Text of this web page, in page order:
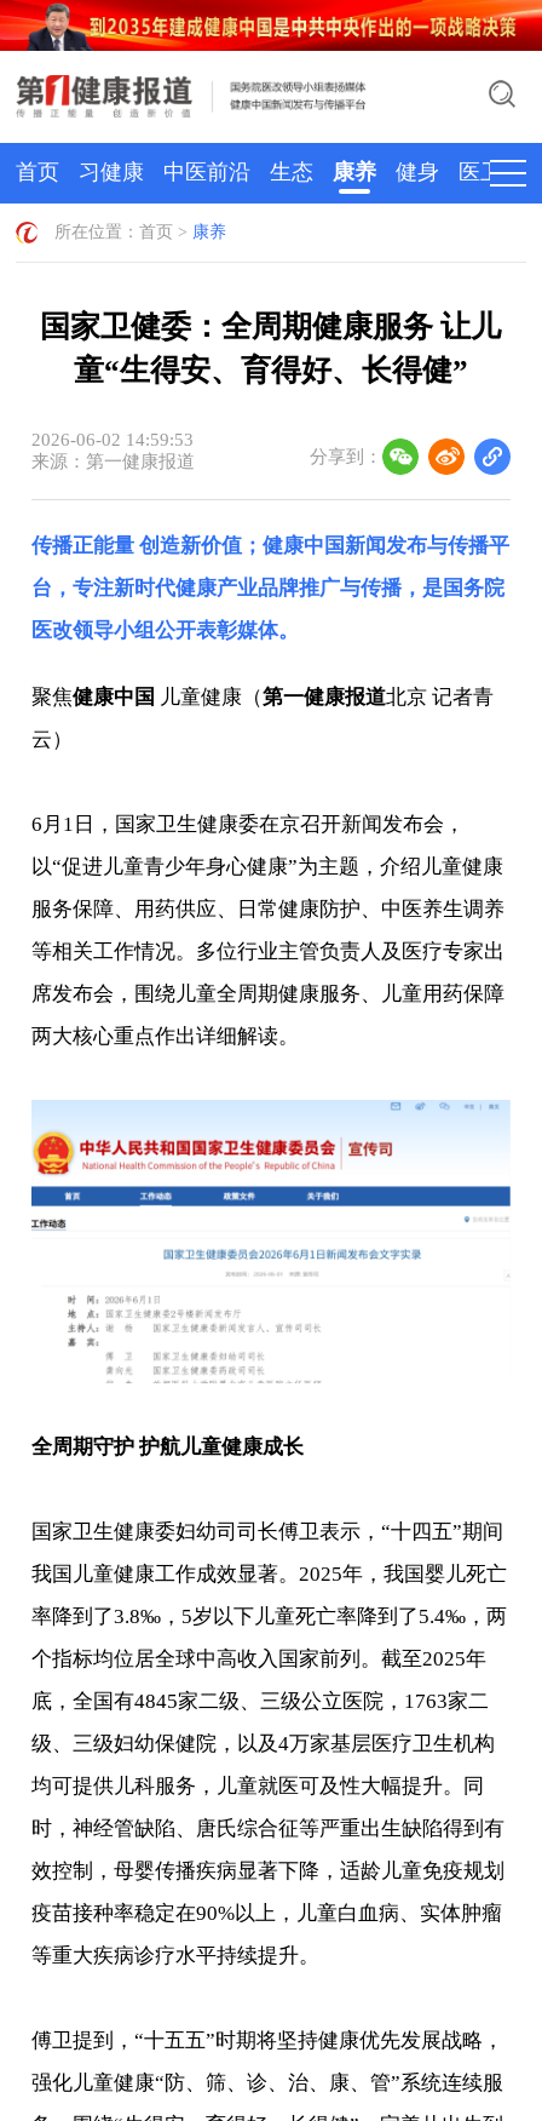
首页 习健康 中医前沿 生态 康养 健身 医卫
所在位置：首页 > 康养
国家卫健委：全周期健康服务 让儿
童“生得安、育得好、长得健”
2026-06-02 14:59:53
来源：第一健康报道
分享到：
传播正能量 创造新价值；健康中国新闻发布与传播平
台，专注新时代健康产业品牌推广与传播，是国务院
医改领导小组公开表彰媒体。
聚焦健康中国 儿童健康（第一健康报道北京 记者青
云）
6月1日，国家卫生健康委在京召开新闻发布会，
以“促进儿童青少年身心健康”为主题，介绍儿童健康
服务保障、用药供应、日常健康防护、中医养生调养
等相关工作情况。多位行业主管负责人及医疗专家出
席发布会，围绕儿童全周期健康服务、儿童用药保障
两大核心重点作出详细解读。
全周期守护 护航儿童健康成长
国家卫生健康委妇幼司司长傅卫表示，“十四五”期间
我国儿童健康工作成效显著。2025年，我国婴儿死亡
率降到了3.8‰，5岁以下儿童死亡率降到了5.4‰，两
个指标均位居全球中高收入国家前列。截至2025年
底，全国有4845家二级、三级公立医院，1763家二
级、三级妇幼保健院，以及4万家基层医疗卫生机构
均可提供儿科服务，儿童就医可及性大幅提升。同
时，神经管缺陷、唐氏综合征等严重出生缺陷得到有
效控制，母婴传播疾病显著下降，适龄儿童免疫规划
疫苗接种率稳定在90%以上，儿童白血病、实体肿瘤
等重大疾病诊疗水平持续提升。
傅卫提到，“十五五”时期将坚持健康优先发展战略，
强化儿童健康“防、筛、诊、治、康、管”系统连续服